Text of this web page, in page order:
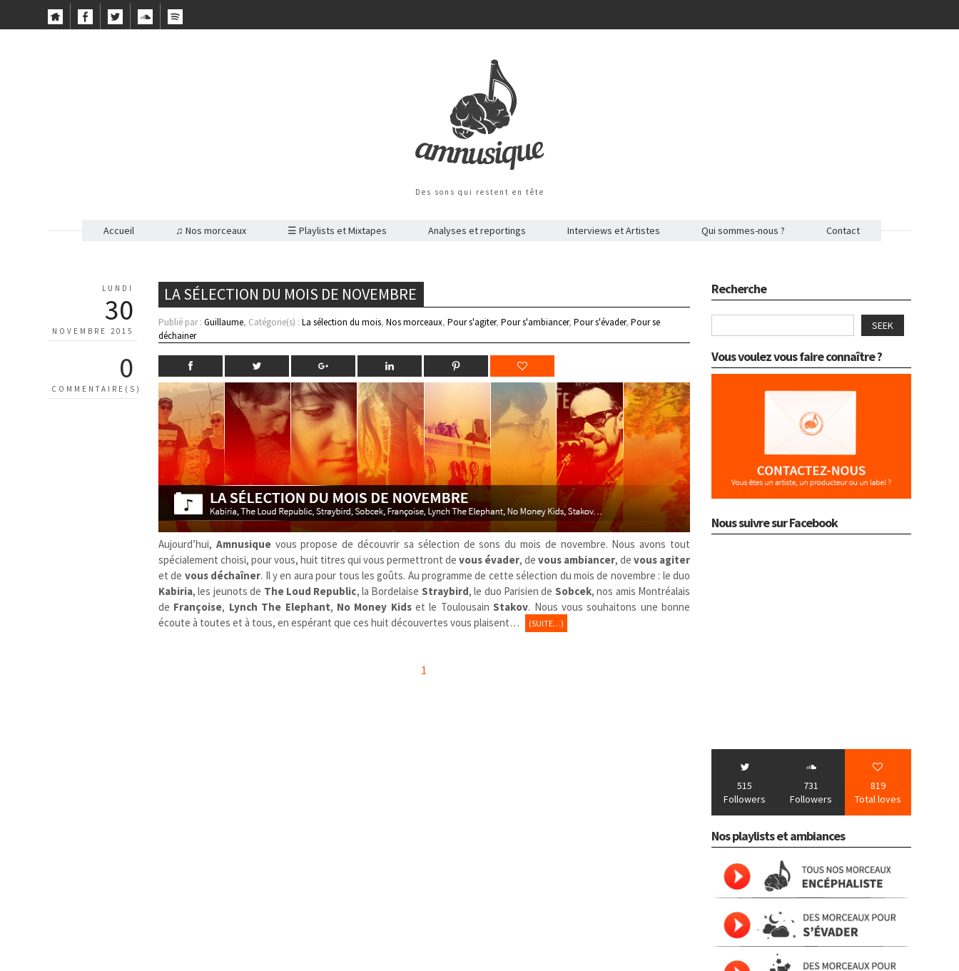
Des sons qui restent en tête
Accueil ♫ Nos morceaux ☰ Playlists et Mixtapes Analyses et reportings Interviews et Artistes Qui sommes-nous ? Contact
LUNDI
30
NOVEMBRE 2015
0
COMMENTAIRE(S)
LA SÉLECTION DU MOIS DE NOVEMBRE
Publié par :Guillaume, Catégorie(s) :La sélection du mois,Nos morceaux,Pour s'agiter,Pour s'ambiancer,Pour s'évader,Pour se
déchainer
Aujourd’hui, Amnusiquevous propose de découvrir sa sélection de sons du mois de novembre. Nous avons tout
spécialement choisi, pour vous, huit titres qui vous permettront devous évader, devous ambiancer, devous agiter
et de vous déchaîner. Il y en aura pour tous les goûts. Au programme de cette sélection du mois de novembre : le duo
Kabiria, les jeunots de The Loud Republic, la Bordelaise Straybird, le duo Parisien de Sobcek, nos amis Montréalais
de Françoise, Lynch The Elephant, No Money Kidset le ToulousainStakov. Nous vous souhaitons une bonne
écoute à toutes et à tous, en espérant que ces huit découvertes vous plaisent…
(SUITE…)
1
Recherche
SEEK
Vous voulez vous faire connaître ?
Nous suivre sur Facebook
515
Followers
731
Followers
819
Total loves
Nos playlists et ambiances